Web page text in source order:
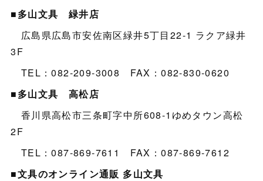
■多山文具 緑井店
広島県広島市安佐南区緑井5丁目22-1 ラクア緑井
3F
TEL：082-209-3008 FAX：082-830-0620
■多山文具 高松店
香川県高松市三条町字中所608-1ゆめタウン高松
2F
TEL：087-869-7611 FAX：087-869-7612
■文具のオンライン通販 多山文具